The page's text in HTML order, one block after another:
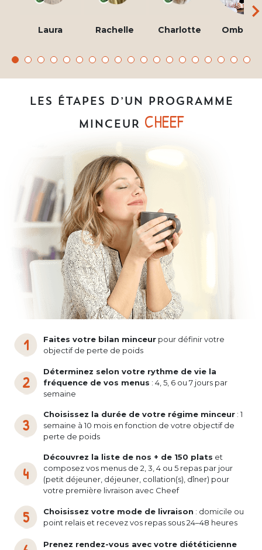
Laura Rachelle Charlotte
LES ÉTAPES D’UN PROGRAMME
MINCEUR CHEEF
Faites votre bilan minceur pour définir votre
objectif de perte de poids
Déterminez selon votre rythme de vie la
fréquence de vos menus : 4, 5, 6 ou 7 jours par
semaine
Choisissez la durée de votre régime minceur : 1
semaine à 10 mois en fonction de votre objectif de
perte de poids
Découvrez la liste de nos + de 150 plats et
composez vos menus de 2, 3, 4 ou 5 repas par jour
(petit déjeuner, déjeuner, collation(s), dîner) pour
votre première livraison avec Cheef
Choisissez votre mode de livraison : domicile ou
point relais et recevez vos repas sous 24–48 heures
Prenez rendez-vous avec votre diététicienne